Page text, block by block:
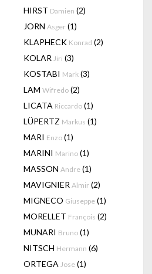
HIRST Damien (2)
JORN Asger (1)
KLAPHECK Konrad (2)
KOLAR Jiri (3)
KOSTABI Mark (3)
LAM Wifredo (2)
LICATA Riccardo (1)
LÜPERTZ Markus (1)
MARI Enzo (1)
MARINI Marino (1)
MASSON Andre (1)
MAVIGNIER Almir (2)
MIGNECO Giuseppe (1)
MORELLET François (2)
MUNARI Bruno (1)
NITSCH Hermann (6)
ORTEGA Jose (1)